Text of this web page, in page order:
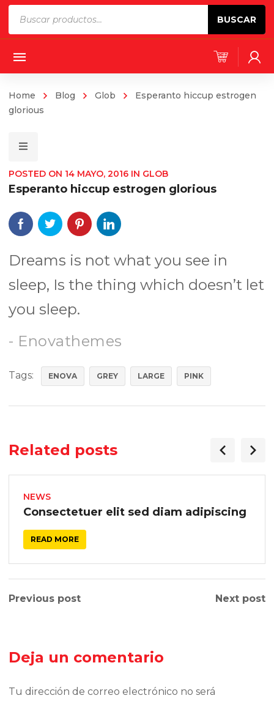
BUSCAR
Home Blog Glob
Esperanto hiccup estrogen
glorious
POSTED ON 14 MAYO, 2016 IN GLOB
Esperanto hiccup estrogen glorious
Dreams is not what you see in
sleep, Is the thing which doesn’t let
you sleep.
- Enovathemes
Tags: ENOVA GREY LARGE PINK
Related posts
NEWS
Consectetuer elit sed diam adipiscing
READ MORE
Previous post Next post
Deja un comentario
Tu dirección de correo electrónico no será